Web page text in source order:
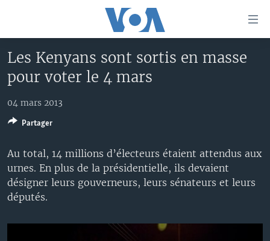
principal
Retour
navigation
Retour
recherche
À LA UNE
AFRIQUE
ÉTATS-UNIS
MONDE
SPORT
TV
LE MONDE AUJOURD'HUI
VOA60 AFRIQUE
WASHINGTON FORUM
CORRESPONDANT VOA
FOCUS SAHEL
RADIO
LE MONDE AUJOURD'HUI
À VOTRE AVIS
VOTRE SANTÉ VOTRE AVENIR
LE MONDE AU FÉMININ
AUTRES LANGUES
BAMBARA
FULFULDE
LINGALA
Apprenez L'anglais
SUIVEZ-NOUS
Les Kenyans sont sortis en masse
pour voter le 4 mars
04 mars 2013
Au total, 14 millions d’électeurs étaient attendus aux
urnes. En plus de la présidentielle, ils devaient
désigner leurs gouverneurs, leurs sénateurs et leurs
députés.
Partager